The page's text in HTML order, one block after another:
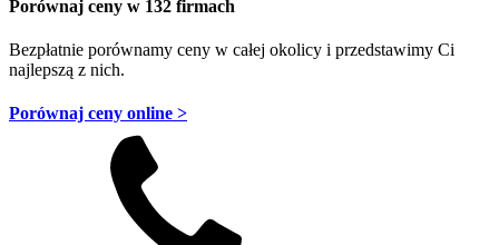
Porównaj ceny w 132 firmach
Bezpłatnie porównamy ceny w całej okolicy i przedstawimy Ci
najlepszą z nich.
Porównaj ceny online >